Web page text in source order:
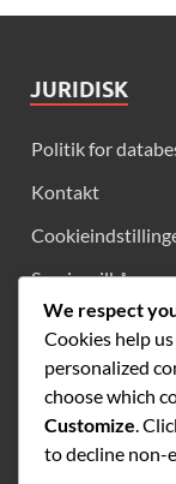
JURIDISK
Politik for
Kontakt
Servicevilkår
Hvem vi er
SØG
We respect
Cookies help
personalized
choose which
Customize .
to decline non-